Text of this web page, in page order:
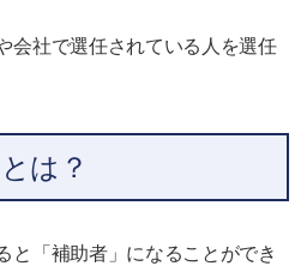
会社で選任されている人を選任
は？
と「補助者」になることができ